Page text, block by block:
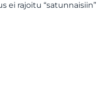
ei rajoitu “satunnaisiin”